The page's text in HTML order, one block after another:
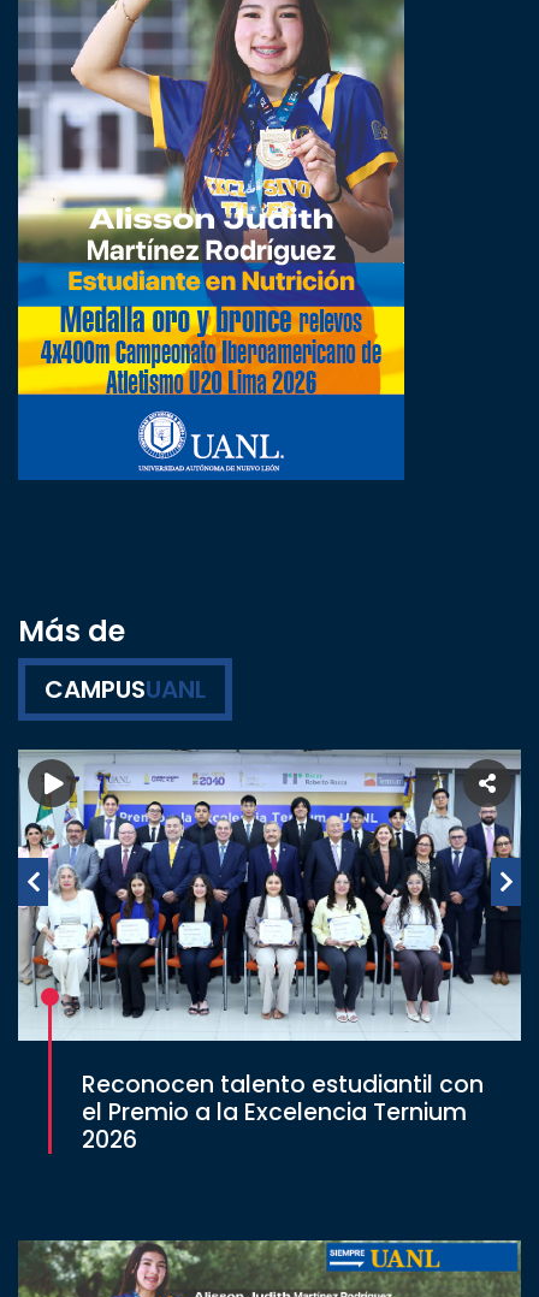
Más de
CAMPUSUANL
Reconocen talento estudiantil con
el Premio a la Excelencia Ternium
2026